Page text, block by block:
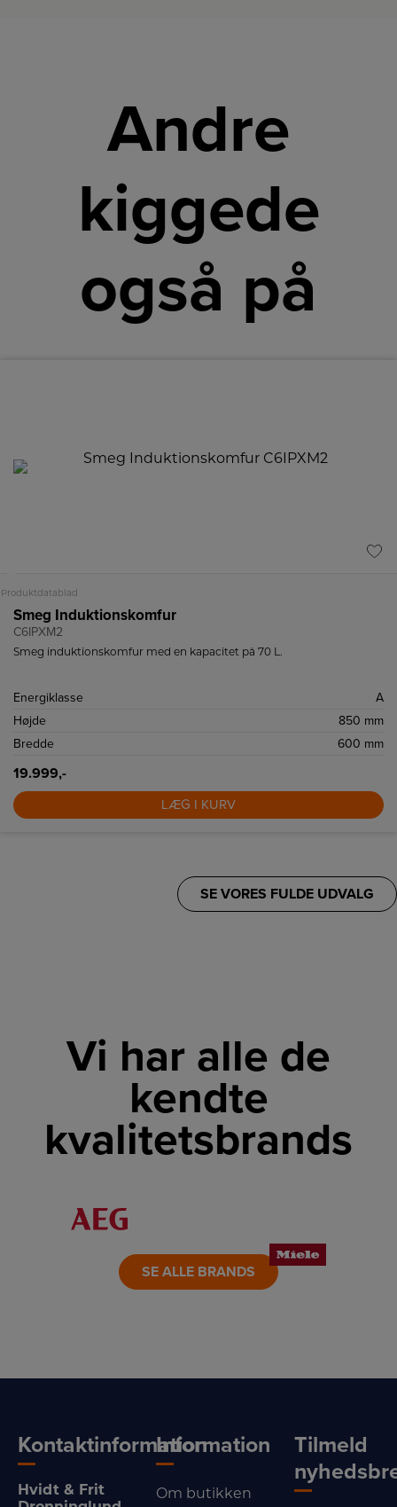
Andre
kiggede
også på
Produktdatablad
Smeg Induktionskomfur
C6IPXM2
Smeg induktionskomfur med en kapacitet på 70 L.
Energiklasse
A
Højde
850 mm
Bredde
600 mm
19.999,-
LÆG I KURV
SE VORES FULDE UDVALG
Vi har alle de
kendte
kvalitetsbrands
LINK
SE ALLE BRANDS
Kontaktinformation
Hvidt & Frit
Information
Om butikken
Tilmeld